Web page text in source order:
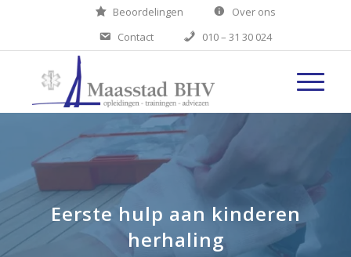
Beoordelingen
Over ons
Contact
010 – 31 30 024
Eerste hulp aan kinderen
herhaling